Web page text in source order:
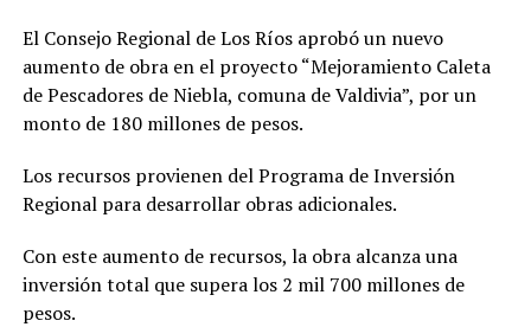
El Consejo Regional de Los Ríos aprobó un nuevo
aumento de obra en el proyecto “Mejoramiento Caleta
de Pescadores de Niebla, comuna de Valdivia”, por un
monto de 180 millones de pesos.
Los recursos provienen del Programa de Inversión
Regional para desarrollar obras adicionales.
Con este aumento de recursos, la obra alcanza una
inversión total que supera los 2 mil 700 millones de
pesos.